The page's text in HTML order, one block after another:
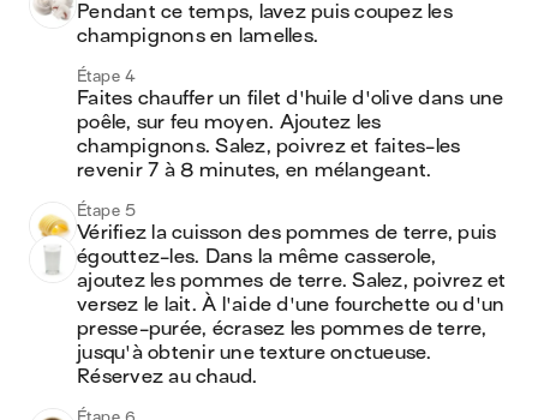
Pendant ce temps, lavez puis coupez les
champignons en lamelles.
Étape 4
Faites chauffer un filet d'huile d'olive dans une
poêle, sur feu moyen. Ajoutez les
champignons. Salez, poivrez et faites-les
revenir 7 à 8 minutes, en mélangeant.
Étape 5
Vérifiez la cuisson des pommes de terre, puis
égouttez-les. Dans la même casserole,
ajoutez les pommes de terre. Salez, poivrez et
versez le lait. À l'aide d'une fourchette ou d'un
presse-purée, écrasez les pommes de terre,
jusqu'à obtenir une texture onctueuse.
Réservez au chaud.